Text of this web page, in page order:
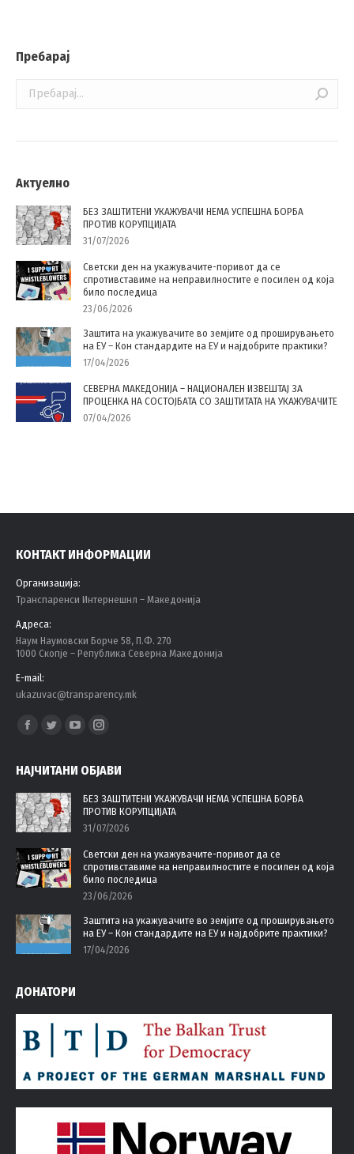
Пребарај
Актуелно
БЕЗ ЗАШТИТЕНИ УКАЖУВАЧИ НЕМА УСПЕШНА БОРБА
ПРОТИВ КОРУПЦИЈАТА
31/07/2026
Светски ден на укажувачите-поривот да се
спротивставиме на неправилностите е посилен од која
било последица
23/06/2026
Заштита на укажувачите во земјите од проширувањето
на ЕУ – Кон стандардите на ЕУ и најдобрите практики?
17/04/2026
СЕВЕРНА МАКЕДОНИЈА – НАЦИОНАЛЕН ИЗВЕШТАЈ ЗА
ПРОЦЕНКА НА СОСТОЈБАТА СО ЗАШТИТАТА НА УКАЖУВАЧИТЕ
07/04/2026
КОНТАКТ ИНФОРМАЦИИ
Организација:
Tранспаренси Интернешнл – Македонија
Адреса:
Наум Наумовски Борче 58, П.Ф. 270
1000 Скопје – Република Северна Македонија
E-mail:
ukazuvac@transparency.mk
Find us on:
Facebook
opens
in
new
window
Twitter
opens
in
new
window
YouTube
opens
new
window
Instagram
opens
in
new
window
НАЈЧИТАНИ ОБЈАВИ
БЕЗ ЗАШТИТЕНИ УКАЖУВАЧИ НЕМА УСПЕШНА БОРБА
ПРОТИВ КОРУПЦИЈАТА
31/07/2026
Светски ден на укажувачите-поривот да се
спротивставиме на неправилностите е посилен од која
било последица
23/06/2026
Заштита на укажувачите во земјите од проширувањето
на ЕУ – Кон стандардите на ЕУ и најдобрите практики?
17/04/2026
ДОНАТОРИ